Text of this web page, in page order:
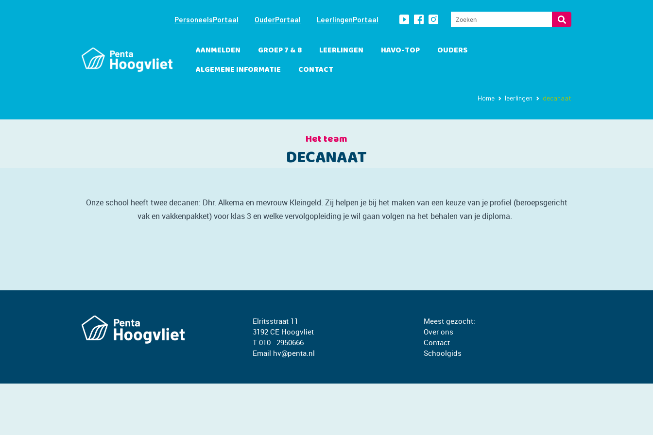
PersoneelsPortaal OuderPortaal LeerlingenPortaal
AANMELDEN GROEP 7 & 8 LEERLINGEN HAVO-TOP
OUDERS
ALGEMENE INFORMATIE
CONTACT
Home leerlingen decanaat
Het team
DECANAAT
Onze school heeft twee decanen: Dhr. Alkema en mevrouw Kleingeld. Zij helpen je bij het maken van een keuze van je profiel (beroepsgericht
vak en vakkenpakket) voor klas 3 en welke vervolgopleiding je wil gaan volgen na het behalen van je diploma.
Elritsstraat 11
3192 CE Hoogvliet
T 010 - 2950666
Email hv@penta.nl
Meest gezocht:
Over ons
Contact
Schoolgids